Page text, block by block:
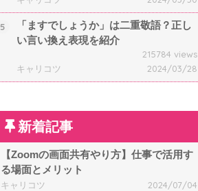
5
「ますでしょうか」は二重敬語？正し
い言い換え表現を紹介
215784 views
キャリコツ
2024/03/28
新着記事
【Zoomの画面共有やり方】仕事で活用す
る場面とメリット
キャリコツ 2024/07/04